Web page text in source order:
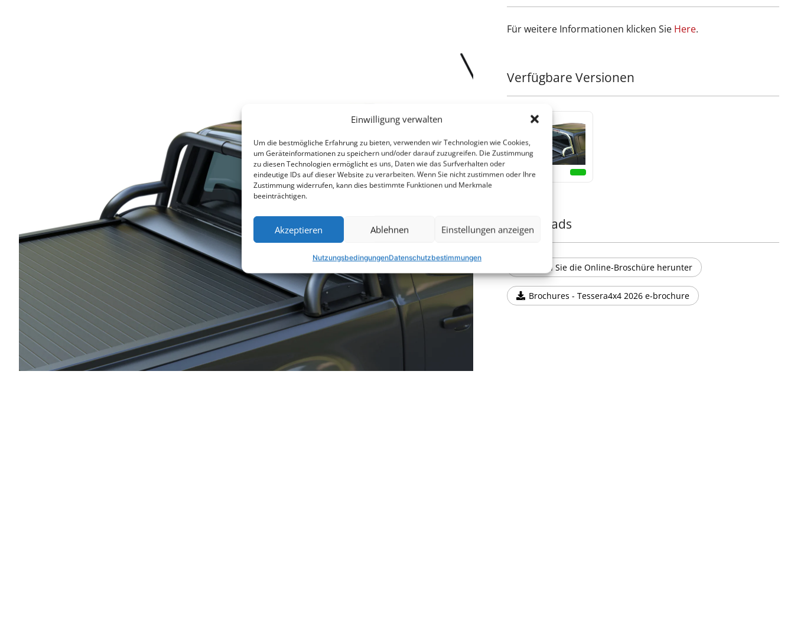
Einwilligung verwalten
Um die bestmögliche Erfahrung zu bieten, verwenden wir Technologien wie Cookies,
um Geräteinformationen zu speichern und/oder darauf zuzugreifen. Die Zustimmung
zu diesen Technologien ermöglicht es uns, Daten wie das Surfverhalten oder
eindeutige IDs auf dieser Website zu verarbeiten. Wenn Sie nicht zustimmen oder Ihre
Zustimmung widerrufen, kann dies bestimmte Funktionen und Merkmale
beeinträchtigen.
Akzeptieren Ablehnen Einstellungen anzeigen
NutzungsbedingungenDatenschutzbestimmungen
Für weitere Informationen klicken Sie Ηere.
Verfügbare Versionen
530$
Downloads
Laden Sie die Online-Broschüre herunter
Brochures - Tessera4x4 2026 e-brochure